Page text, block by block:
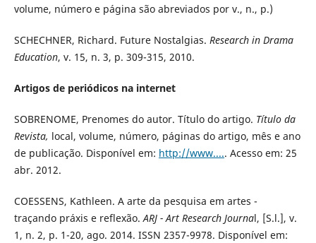
volume, número e página são abreviados por v., n., p.)
SCHECHNER, Richard. Future Nostalgias. Research in Drama
Education, v. 15, n. 3, p. 309-315, 2010.
Artigos de periódicos na internet
SOBRENOME, Prenomes do autor. Título do artigo. Título da
Revista, local, volume, número, páginas do artigo, mês e ano
de publicação. Disponível em: http://www..... Acesso em: 25
abr. 2012.
COESSENS, Kathleen. A arte da pesquisa em artes -
traçando práxis e reflexão.ARJ - Art Research Journal, [S.l.], v.
1, n. 2, p. 1-20, ago. 2014. ISSN 2357-9978. Disponível em: